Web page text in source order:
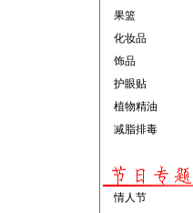
果篮
化妆品
饰品
护眼贴
植物精油
减脂排毒
情人节